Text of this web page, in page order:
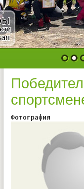
1 2
Фотография